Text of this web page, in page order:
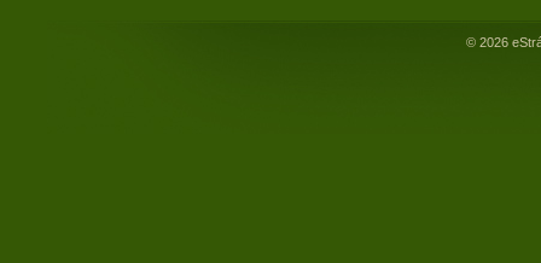
© 2026